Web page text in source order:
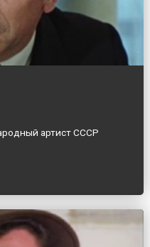
артист СССР